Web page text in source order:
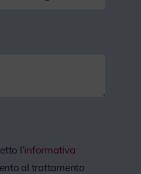
l’informativa
al trattamento